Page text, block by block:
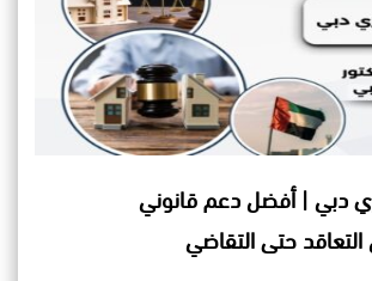
دبي | أفضل دعم قانوني
حتى التقاضي